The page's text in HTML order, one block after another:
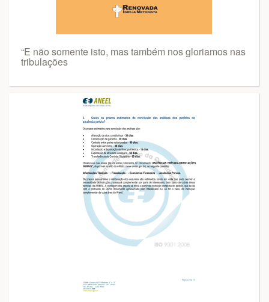
“E não somente isto, mas também nos gloriamos nas
tribulações